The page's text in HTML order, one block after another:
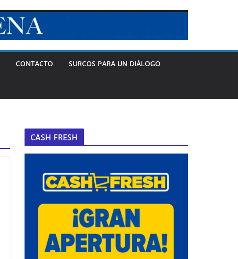
CONTACTO SURCOS PARA UN DIÁLOGO
CASH FRESH